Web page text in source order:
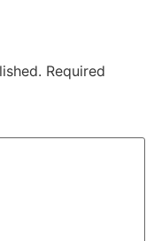
Required